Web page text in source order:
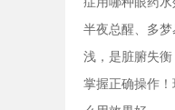
半夜总醒、多
浅，是脏腑失衡
掌握正确操作